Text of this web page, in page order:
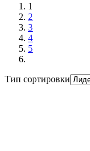
1
2
3
4
5
Тип сортировки